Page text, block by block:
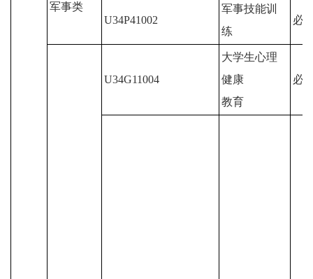
军事类
U34P41002
军事技能训
练
必
U34G11004
大学生心理
健康
教育
必